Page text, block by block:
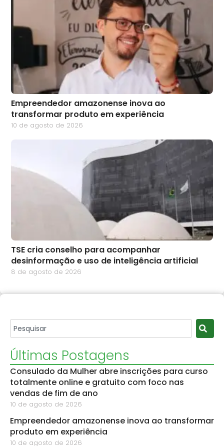
Empreendedor amazonense inova ao
transformar produto em experiência
10 de agosto de 2026
TSE cria conselho para acompanhar
desinformação e uso de inteligência artificial
8 de agosto de 2026
Últimas Postagens
Consulado da Mulher abre inscrições para curso
totalmente online e gratuito com foco nas
vendas de fim de ano
10 de agosto de 2026
Empreendedor amazonense inova ao transformar
produto em experiência
10 de agosto de 2026